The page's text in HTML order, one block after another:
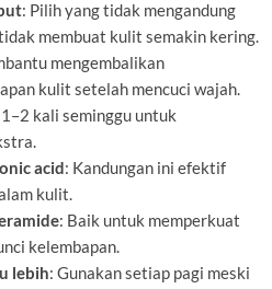
: Pilih yang tidak mengandung
membuat kulit semakin kering.
mengembalikan
kulit setelah mencuci wajah.
kali seminggu untuk
acid: Kandungan ini efektif
kulit.
: Baik untuk memperkuat
kelembapan.
lebih: Gunakan setiap pagi meski